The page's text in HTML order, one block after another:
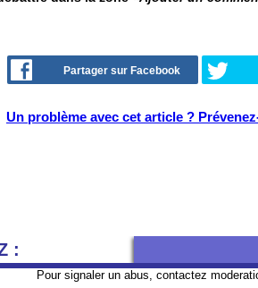
Partager sur Facebook
Un problème avec cet article ?
:
Pour signaler un abus, contactez